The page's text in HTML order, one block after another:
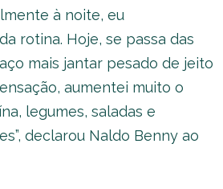
à noite, eu
rotina. Hoje, se passa das
mais jantar pesado de jeito
aumentei muito o
legumes, saladas e
declarou Naldo Benny ao